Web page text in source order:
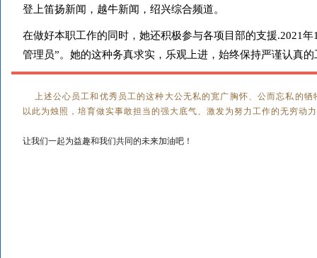
登上笛扬新闻，越牛新闻，绍兴综合频道。
在做好本职工作的同时，她还积极参与各项目部的支援.2021
管理员”。她的这种务真求实，乐观上进，始终保持严谨认真
上述公心员工和优秀员工的这种大公无私的宽广胸怀、公而忘私的
以此为烛照，培育做实事敢担当的强大底气、激发为努力工作的无穷动
让我们一起为益趣和我们共同的未来加油吧！